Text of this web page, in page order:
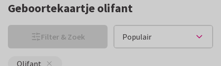
Geboortekaartje olifant
Filter & Zoek
Olifant